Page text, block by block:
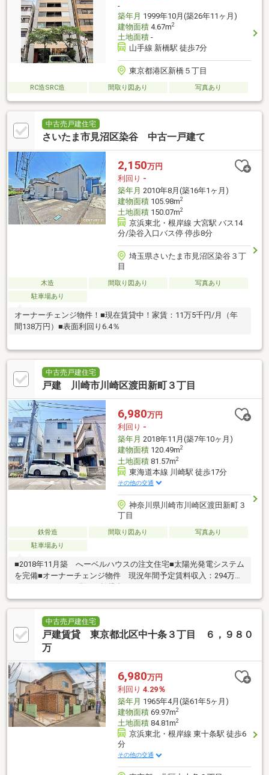
-
築年月 1999年10月(築26年11ヶ月)
建物面積4.67m2
土地面積-
山手線 新橋駅 徒歩7分
東京都港区新橋５丁目
RC造SRC造 間取り図あり 写真あり
中古売戸建住宅
さいたま市見沼区染谷 中古一戸建て
2,150万円
利回り -
築年月 2010年8月(築16年1ヶ月)
建物面積105.98m2
土地面積150.07m2
京浜東北・根岸線 大宮駅 バス14
分/染谷入口バス停 停歩8分
埼玉県さいたま市見沼区染谷３丁
目
木造 間取り図あり
写真あり
駐車場あり
オーナーチェンジ物件！■現在賃貸中！家賃：11万5千円/月（年
間138万円）■表面利回り6.4％
中古売戸建住宅
戸建 川崎市川崎区渡田新町３丁目
6,980万円
利回り -
築年月 2018年11月(築7年10ヶ月)
建物面積120.49m2
土地面積81.57m2
東海道本線 川崎駅 徒歩17分
その他の交通
神奈川県川崎市川崎区渡田新町３
丁目
鉄骨造 間取り図あり
写真あり
駐車場あり
■2018年11月築 へーベルハウスの注文住宅■太陽光発電システム
を完備■オーナーチェンジ物件 現況年間予定賃料収入：294万円
中古売戸建住宅
戸建賃貸 東京都北区中十条３丁目 ６，９８０
万
6,980万円
利回り 4.29％
築年月 1965年4月(築61年5ヶ月)
建物面積69.97m2
土地面積84.81m2
京浜東北・根岸線 東十条駅 徒歩6
分
その他の交通